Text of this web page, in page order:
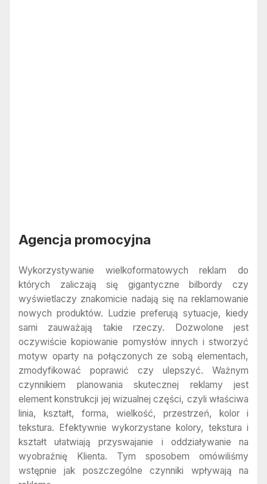
Agencja promocyjna
Wykorzystywanie wielkoformatowych reklam do
których zaliczają się gigantyczne bilbordy czy
wyświetlaczy znakomicie nadają się na reklamowanie
nowych produktów. Ludzie preferują sytuacje, kiedy
sami zauważają takie rzeczy. Dozwolone jest
oczywiście kopiowanie pomysłów innych i stworzyć
motyw oparty na połączonych ze sobą elementach,
zmodyfikować poprawić czy ulepszyć. Ważnym
czynnikiem planowania skutecznej reklamy jest
element konstrukcji jej wizualnej części, czyli właściwa
linia, kształt, forma, wielkość, przestrzeń, kolor i
tekstura. Efektywnie wykorzystane kolory, tekstura i
kształt ułatwiają przyswajanie i oddziaływanie na
wyobraźnię Klienta. Tym sposobem omówiliśmy
wstępnie jak poszczególne czynniki wpływają na